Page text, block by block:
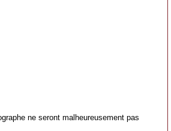
ne seront malheureusement pas